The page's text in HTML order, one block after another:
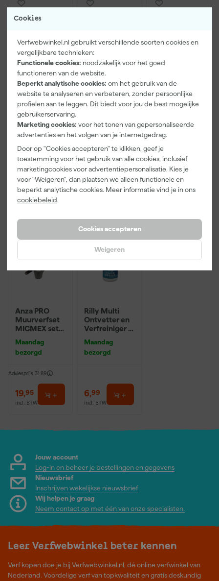
Cookies
Verfwebwinkel.nl gebruikt verschillende soorten cookies en
vergelijkbare technieken:
Functionele cookies: noodzakelijk voor het goed
functioneren van de website.
Beperkt analytische cookies: om het gebruik van de
website te analyseren en verbeteren, zonder persoonlijke
profielen aan te leggen. Dit biedt voor jou de best mogelijke
gebruikerservaring.
Marketing cookies: voor het tonen van gepersonaliseerde
advertenties en het volgen van je internetgedrag.
Door op "Cookies accepteren" te klikken, geef je
toestemming voor het gebruik van alle cookies, inclusief
marketingcookies voor advertentiepersonalisatie. Kies je
voor "Weigeren", dan plaatsen we alleen functionele en
beperkt analytische cookies. Meer informatie vind je in ons
cookiebeleid.
Cookies accepteren
Weigeren
Hultafors RB
GS 10
Reservemes
glasschraper
(10 st) - 19 x
Maandag
bezorgd
4,19
incl. BTW
Paintura
Lucamax
50mx24mm
Maandag
bezorgd
Adviesprijs 6,00
3,99
incl. BTW
Go!Paint
Economy S
10cm Roller -
15 x 32 cm + 5
inzetbakken
Maandag
bezorgd
2,99
incl. BTW
Anza PRO
Muurverfset
MICMEX set
Maandag
bezorgd
Adviesprijs 31,89
19,95
incl. BTW
Rilly Multi
Ontvetter en
Verfreiniger –
Maandag
bezorgd
6,99
incl. BTW
Jouw account
Log-in en beheer je bestellingen en gegevens
Nieuwsbrief
Inschrijven wekelijkse nieuwsbrief
Wij helpen je graag
Neem contact op met één van onze specialisten.
Leer Verfwebwinkel beter kennen
Verf kopen doe je bij Verfwebwinkel.nl, dé online verfwinkel van
Nederland. Voordelige verf van topkwaliteit en gratis deskundig